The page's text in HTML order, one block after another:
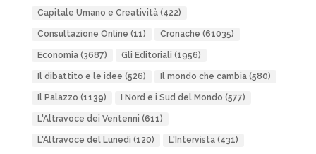
Capitale Umano e Creatività(422)
Consultazione Online (11) Cronache (61035)
Economia(3687) Gli Editoriali (1956)
Il dibattito e le idee (526) Il mondo che cambia(580)
Il Palazzo (1139) I Nord e i Sud del Mondo (577)
L'Altravoce dei Ventenni (611)
L'Altravoce del Lunedì (120) L'Intervista(431)